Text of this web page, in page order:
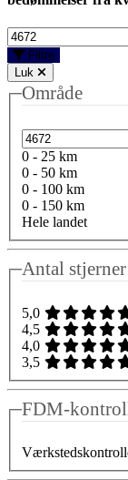
Filtre
Luk
Område
0 - 25 km
0 - 50 km
0 - 100 km
0 - 150 km
Hele landet
Antal stjerner
5,0
4,5
4,0
3,5
FDM-